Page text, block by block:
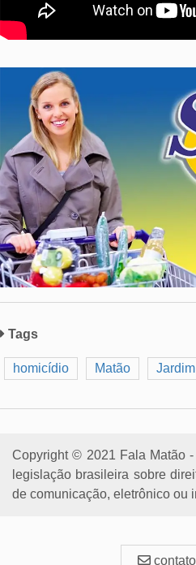
Tags
homicídio Matão
Copyright © 2021 Fala Matão
legislação brasileira sobre
de comunicação, eletrônico ou